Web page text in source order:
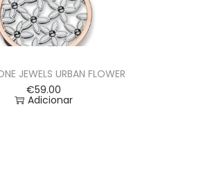
JEWELS URBAN FLOWER
€59.00
Adicionar